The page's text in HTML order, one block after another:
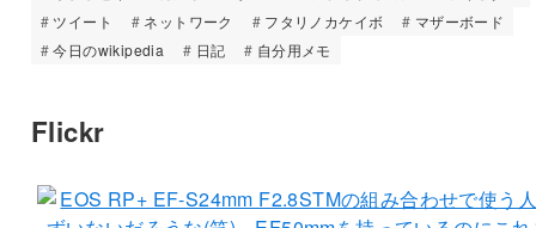
ツイート
ネットワーク フタリノカケイボ
マザーボード
今日のwikipedia
日記 自分用メモ
Flickr